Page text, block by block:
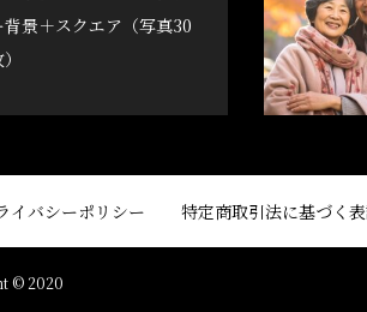
背景＋スクエア（写真30
イバシーポリシー 特定商取引法に基づく
© 2020